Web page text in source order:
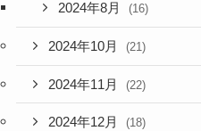
2024年8月 (16)
2024年10月 (21)
2024年11月 (22)
2024年12月 (18)